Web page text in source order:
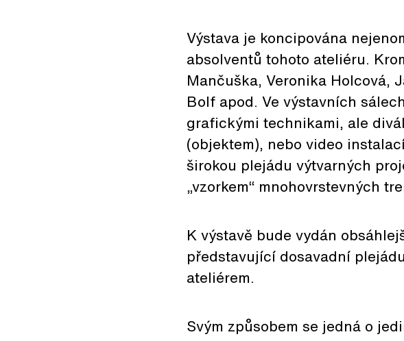
Výstava je koncipována
absolventů tohoto ateliéru.
Mančuška, Veronika Holcová,
Bolf apod. Ve výstavních
grafickými technikami, ale
(objektem), nebo video
širokou plejádu výtvarných
„vzorkem“ mnohovrstevných
K výstavě bude vydán
představující dosavadní
ateliérem.
Svým způsobem se jedná o